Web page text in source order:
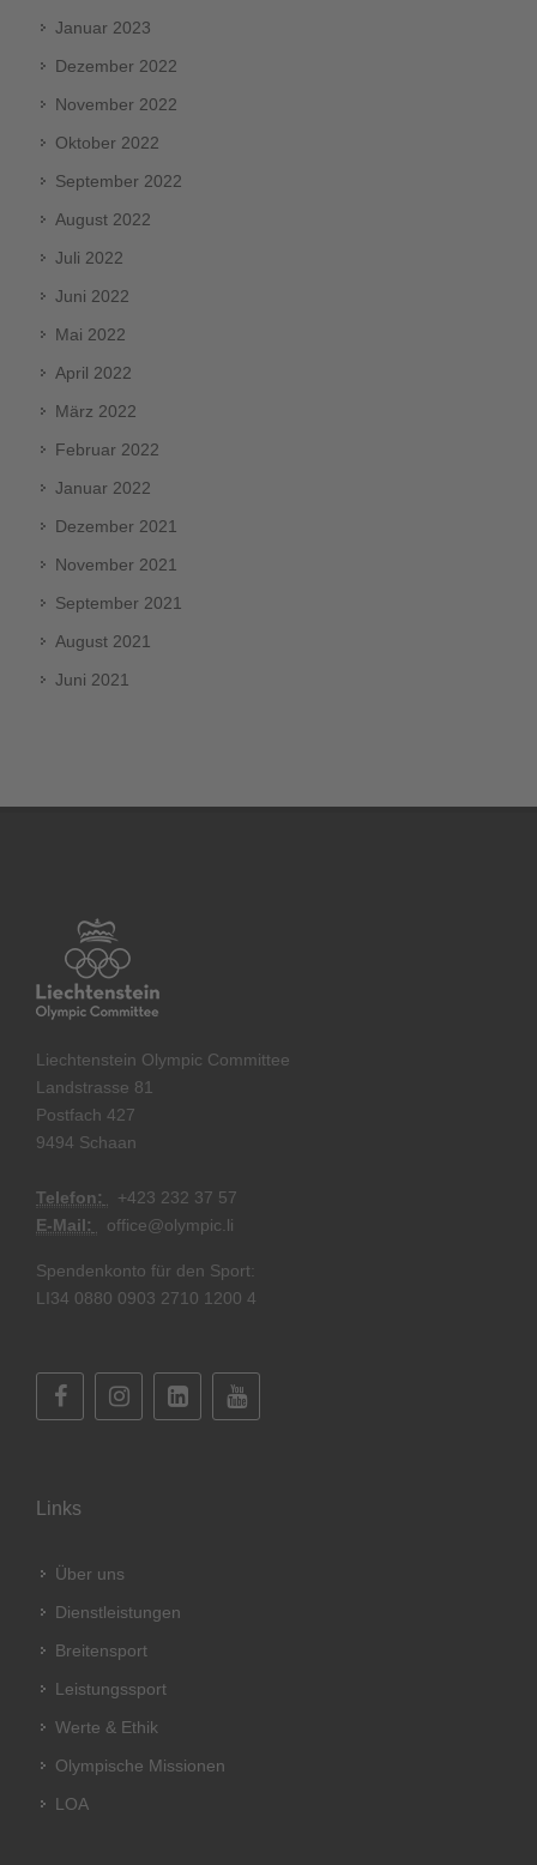
Januar 2023
Dezember 2022
November 2022
Oktober 2022
September 2022
August 2022
Juli 2022
Juni 2022
Mai 2022
April 2022
März 2022
Februar 2022
Januar 2022
Dezember 2021
November 2021
September 2021
August 2021
Juni 2021
Liechtenstein Olympic Committee
Landstrasse 81
Postfach 427
9494 Schaan
Telefon: +423 232 37 57
E-Mail:
office@olympic.li
Spendenkonto für den Sport:
LI34 0880 0903 2710 1200 4
Links
Über uns
Dienstleistungen
Breitensport
Leistungssport
Werte & Ethik
Olympische Missionen
LOA